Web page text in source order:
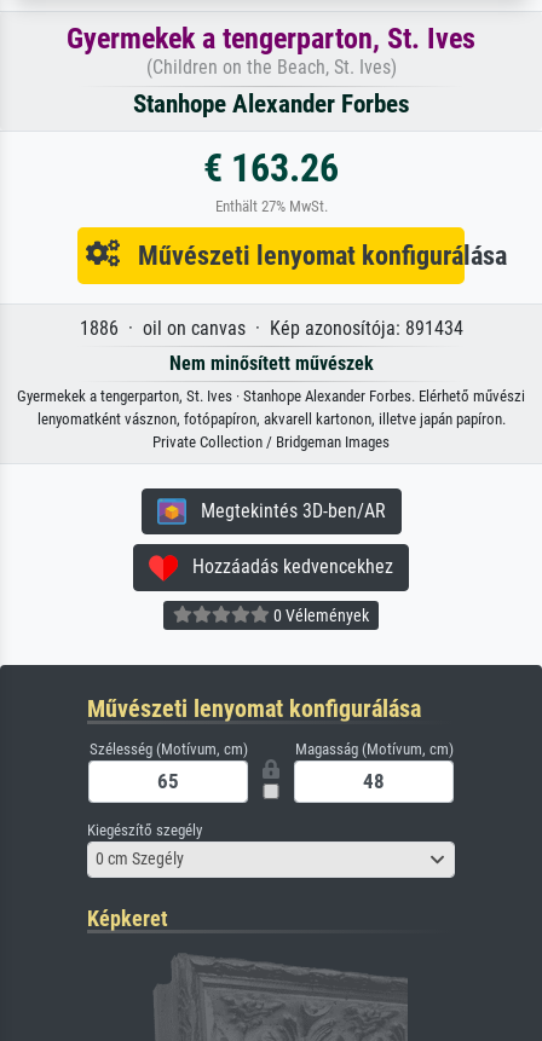
Gyermekek a tengerparton, St. Ives
(Children on the Beach, St. Ives)
Stanhope Alexander Forbes
€ 163.26
Enthält 27% MwSt.
Művészeti lenyomat konfigurálása
1886 · oil on canvas · Kép azonosítója: 891434
Nem minősített művészek
Gyermekek a tengerparton, St. Ives · Stanhope Alexander Forbes. Elérhető művészi
lenyomatként vásznon, fotópapíron, akvarell kartonon, illetve japán papíron.
Private Collection / Bridgeman Images
Megtekintés 3D-ben/AR
Hozzáadás kedvencekhez
0 Vélemények
Művészeti lenyomat konfigurálása
Szélesség (Motívum, cm) Magasság (Motívum, cm)
Kiegészítő szegély
0 cm Szegély
Képkeret